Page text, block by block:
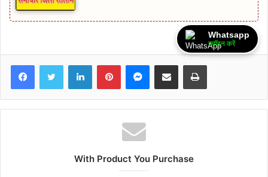
FacebookTwitter LinkedInPinterestMessenger
Share via Email Print
With Product You Purchase
Whatsapp
ज्वॉइन करें